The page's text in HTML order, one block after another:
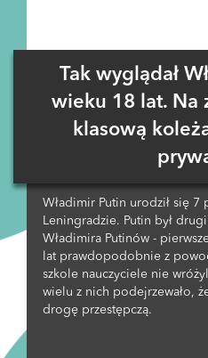
Tak wyglądał
wieku 18 lat. Na
klasową
Władimir Putin urodził się 7
Leningradzie. Putin był
Władimira Putinów -
lat prawdopodobnie z
szkole nauczyciele nie
wielu z nich podejrzewało,
drogę przestępczą.